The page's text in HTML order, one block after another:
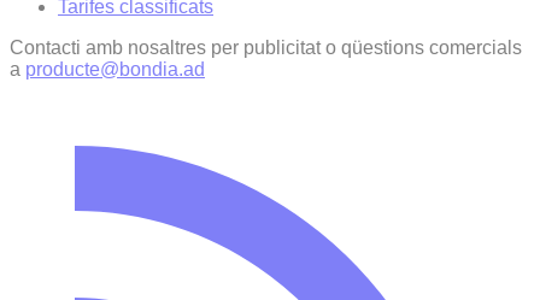
Tarifes classificats
Contacti amb nosaltres per publicitat o qüestions comercials
a producte@bondia.ad